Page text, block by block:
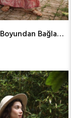
Gül Kurusu Boyundan Bağlamalı Evaze Etek İpek Elbise